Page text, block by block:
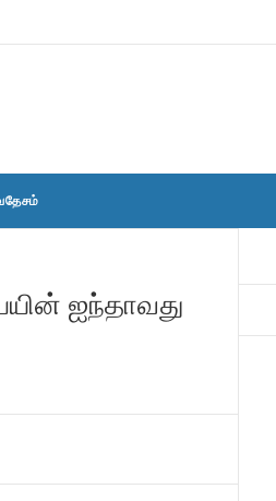
ஐந்தாவது